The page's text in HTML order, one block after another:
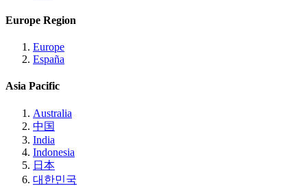
Europe Region
Europe
España
Asia Pacific
Australia
中国
India
Indonesia
日本
대한민국